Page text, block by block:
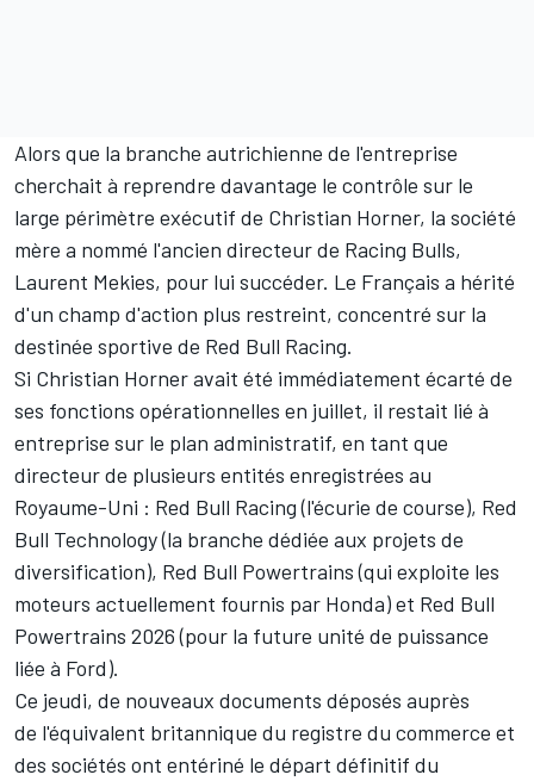
Alors que la branche autrichienne de l'entreprise
cherchait à reprendre davantage le contrôle sur le
large périmètre exécutif de Christian Horner, la société
mère a nommé l'ancien directeur de Racing Bulls,
Laurent Mekies, pour lui succéder. Le Français a hérité
d'un champ d'action plus restreint, concentré sur la
destinée sportive de Red Bull Racing.
Si Christian Horner avait été immédiatement écarté de
ses fonctions opérationnelles en juillet, il restait lié à
entreprise sur le plan administratif, en tant que
directeur de plusieurs entités enregistrées au
Royaume-Uni : Red Bull Racing (l'écurie de course), Red
Bull Technology (la branche dédiée aux projets de
diversification), Red Bull Powertrains (qui exploite les
moteurs actuellement fournis par Honda) et Red Bull
Powertrains 2026 (pour la future unité de puissance
liée à Ford).
Ce jeudi, de nouveaux documents déposés auprès
de l'équivalent britannique du registre du commerce et
des sociétés ont entériné le départ définitif du